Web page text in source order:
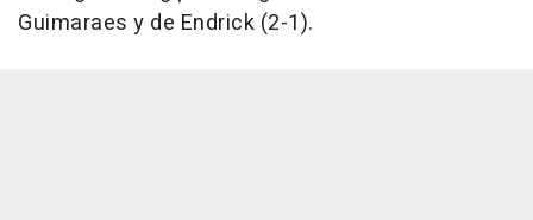
Guimaraes y de Endrick (2-1).